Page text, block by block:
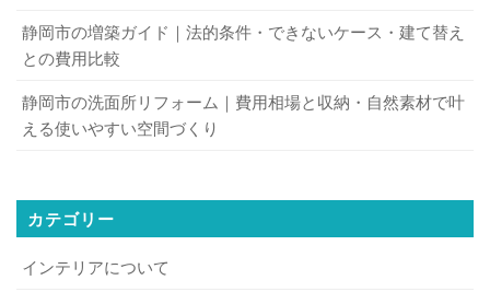
静岡市の増築ガイド｜法的条件・できないケース・建て替え
との費用比較
静岡市の洗面所リフォーム｜費用相場と収納・自然素材で叶
える使いやすい空間づくり
カテゴリー
インテリアについて